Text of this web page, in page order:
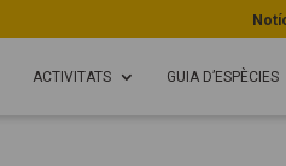
ACTIVITATS GUIA D’ESPÈCIES